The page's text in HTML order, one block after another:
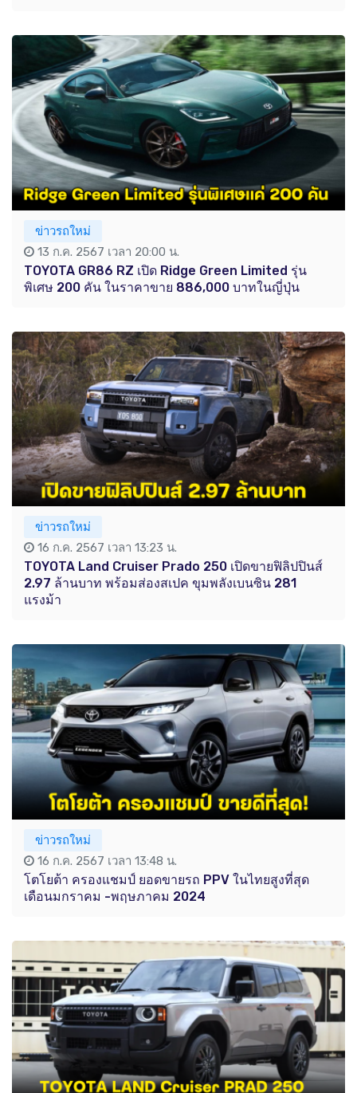
ข่าวรถใหม่
13 ก.ค. 2567 เวลา 20:00 น.
TOYOTA GR86 RZ เปิด Ridge Green Limited รุ่น
พิเศษ 200 คัน ในราคาขาย 886,000 บาทในญี่ปุ่น
ข่าวรถใหม่
16 ก.ค. 2567 เวลา 13:23 น.
TOYOTA Land Cruiser Prado 250 เปิดขายฟิลิปปินส์
2.97 ล้านบาท พร้อมส่องสเปค ขุมพลังเบนซิน 281
แรงม้า
ข่าวรถใหม่
16 ก.ค. 2567 เวลา 13:48 น.
โตโยต้า ครองแชมป์ ยอดขายรถ PPV ในไทยสูงที่สุด
เดือนมกราคม -พฤษภาคม 2024